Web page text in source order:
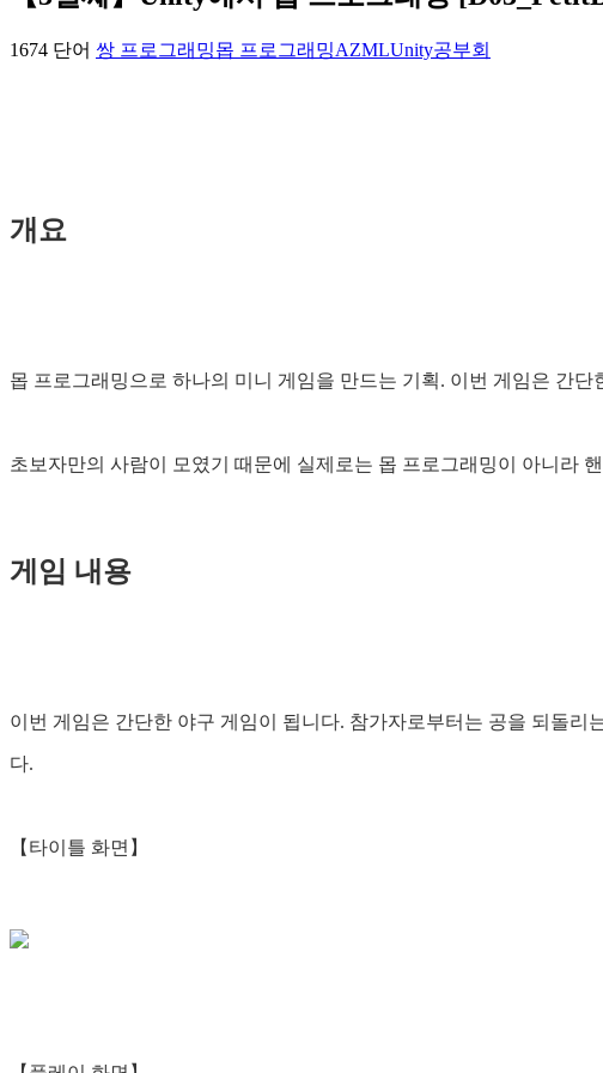
1674 단어 쌍 프로그래밍몹 프로그래밍AZMLUnity공부회
개요
몹 프로그래밍으로 하나의 미니 게임을 만드는 기획. 이번 게임은 간
초보자만의 사람이 모였기 때문에 실제로는 몹 프로그래밍이 아니라
게임 내용
이번 게임은 간단한 야구 게임이 됩니다. 참가자로부터는 공을 되돌
다.
【타이틀 화면】